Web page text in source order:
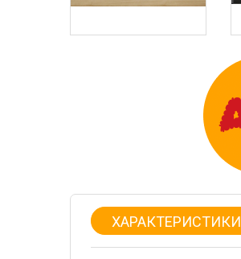
ХАРАКТЕРИСТИКИ